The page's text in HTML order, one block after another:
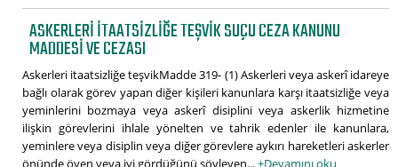
ASKERLERI ITAATSIZLIĞE TEŞVIK SUÇU CEZA KANUNU
MADDESI VE CEZASI
Askerleri itaatsizliğe teşvikMadde 319- (1) Askerleri veya askerî idareye
bağlı olarak görev yapan diğer kişileri kanunlara karşı itaatsizliğe veya
yeminlerini bozmaya veya askerî disiplini veya askerlik hizmetine
ilişkin görevlerini ihlale yönelten ve tahrik edenler ile kanunlara,
yeminlere veya disiplin veya diğer görevlere aykırı hareketleri askerler
önünde öven veya iyi gördüğünü söyleyen...+Devamını oku